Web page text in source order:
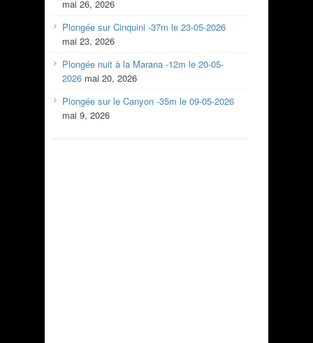
mai 26, 2026
Plongée sur Cinquini -37m le 23-05-2026
mai 23, 2026
Plongée nuit à la Marana -12m le 20-05-
2026 mai 20, 2026
Plongée sur le Canyon -35m le 09-05-2026
mai 9, 2026